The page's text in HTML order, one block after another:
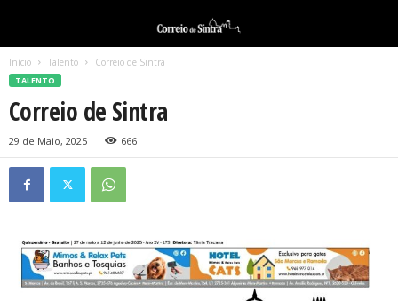
Início Talento Correio de Sintra
TALENTO
Correio de Sintra
29 de Maio, 2025 666